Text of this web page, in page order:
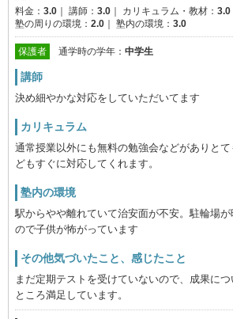
料金： 3.0 講師： 3.0 カリキュラム・教材： 3.0
塾の周りの環境： 2.0 塾内の環境： 3.0
保護者 通学時の学年： 中学生
講師
決め細やかな対応をしていただいてます
カリキュラム
通常授業以外にも無料の勉強会などがありと
どもすぐに対応してくれます。
塾内の環境
駅からやや離れていて治安面が不安。駐輪場
ので子供が怖がっています
その他気づいたこと、感じたこと
まだ定期テストを受けていないので、成果に
ところ満足しています。